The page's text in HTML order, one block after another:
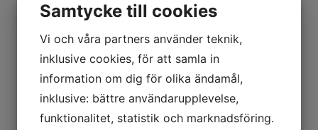
Rund klinga, slagfast plastskaft.
Diameter: 6 mm
Klinglängd: 115 mm
Totallängd: 210 mm
Samtycke till cookies
Vi och våra partners använder teknik,
inklusive cookies, för att samla in
information om dig för olika ändamål,
inklusive: bättre användarupplevelse,
funktionalitet, statistik och marknadsföring.